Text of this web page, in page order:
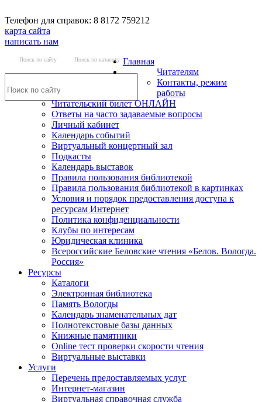
Телефон для справок: 8 8172 759212
карта сайта
написать нам
Поиск по сайту Поиск по каталогу Главная
Читателям
Контакты, режим
работы
Читательский билет ОНЛАЙН
Ответы на часто задаваемые вопросы
Личный кабинет
Календарь событий
Виртуальный концертный зал
Подкасты
Календарь выставок
Правила пользования библиотекой
Правила пользования библиотекой в картинках
Условия и порядок предоставления доступа к
ресурсам Интернет
Политика конфиденциальности
Клубы по интересам
Юридическая клиника
Всероссийские Беловские чтения «Белов. Вологда.
Россия»
Ресурсы
Каталоги
Электронная библиотека
Память Вологды
Календарь знаменательных дат
Полнотекстовые базы данных
Книжные памятники
Online тест проверки скорости чтения
Виртуальные выставки
Услуги
Перечень предоставляемых услуг
Интернет-магазин
Виртуальная справочная служба